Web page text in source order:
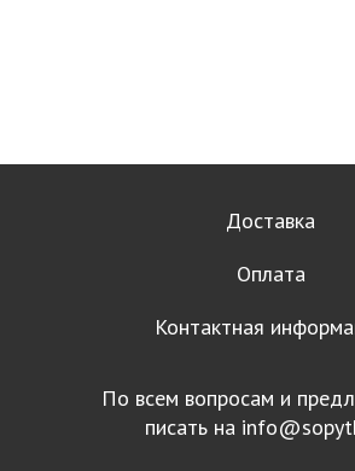
Доставка
Оплата
Контактная
По всем вопросам и
писать на